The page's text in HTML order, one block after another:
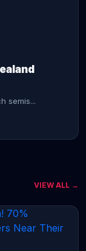
semis...
VIEW ALL →